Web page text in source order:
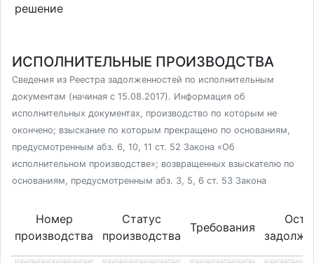
решение
ИСПОЛНИТЕЛЬНЫЕ ПРОИЗВОДСТВА
Сведения из Реестра задолженностей по исполнительным
документам (начиная с 15.08.2017). Информация об
исполнительных документах, производство по которым не
окончено; взыскание по которым прекращено по основаниям,
предусмотренным абз. 6, 10, 11 ст. 52 Закона «Об
исполнительном производстве»; возвращенных взыскателю по
основаниям, предусмотренным абз. 3, 5, 6 ст. 53 Закона
Номер
производства
Статус
производства
Требования